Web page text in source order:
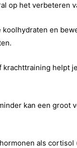
op het verbeteren
en
krachttraining helpt
kan een groot
als